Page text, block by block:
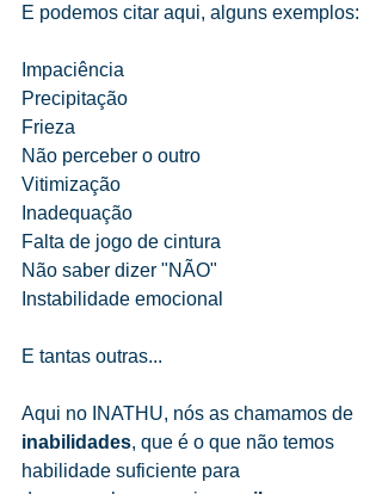
E podemos citar aqui, alguns exemplos:
Impaciência
Precipitação
Frieza
Não perceber o outro
Vitimização
Inadequação
Falta de jogo de cintura
Não saber dizer "NÃO"
Instabilidade emocional
E tantas outras...
Aqui no INATHU, nós as chamamos de
inabilidades, que é o que não temos
habilidade suficiente para